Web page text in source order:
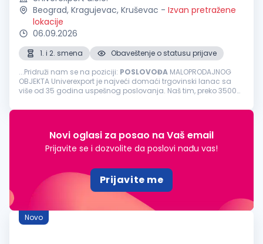
Beograd, Kragujevac, Kruševac - Izvan pretražene
lokacije
06.09.2026
1. i 2. smena
Obaveštenje o statusu prijave
...Pridruži nam se na poziciji: POSLOVOĐA MALOPRODAJNOG
OBJEKTA Univerexport je najveći domaći trgovinski lanac sa
više od 35 godina uspešnog poslovanja. Naš tim, preko 3500
pojedinci. Svakodnevno...
Novi oglasi za posao na Vaš email
Prijavite se i dozvolite da poslovi nađu vas!
Prijavite me
Novo